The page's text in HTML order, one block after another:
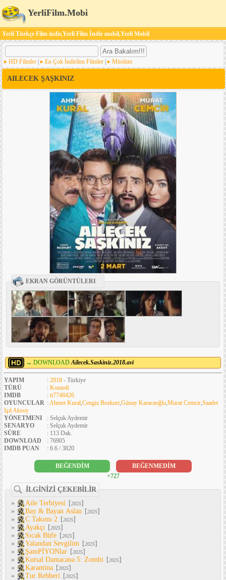
YerliFilm.Mobi
Yerli Türkçe Film indir,Yerli Film İndir mobil,Yerli Mobil
HD Filmler En Çok İndirilen Filmler Müslüm
AILECEK ŞAŞKINIZ
EKRAN GÖRÜNTÜLERI
→ DOWNLOAD Ailecek.Saskiniz.2018.avi
YAPIM : 2018 - Türkiye
TÜRÜ
: Komedi
IMDB
: tt7748426
OYUNCULAR : Ahmet Kural Cengiz Bozkurt Günay Karacaoğlu Murat Cemcir Saadet
Işıl Aksoy
YÖNETMENI
: Selçuk Aydemir
SENARYO
: Selçuk Aydemir
SÜRE
: 113 Dak.
DOWNLOAD
: 76905
IMDB PUAN
: 6.6 / 3820
BEĞENDİM
BEĞENMEDİM
+727
İLGİNİZİ ÇEKEBİLİR
»
Aile Terbiyesi [2025]
»
Bay & Bayan Aslan [2025]
»
C Takımı 2 [2025]
»
Ayakçı [2025]
»
Sıcak Büfe [2025]
»
Yalandan Sevgilim [2025]
»
ŞamPİYONlar [2025]
»
Kutsal Damacana 5: Zombi [2025]
»
Karantina [2025]
»
Tur Rehberi [2025]